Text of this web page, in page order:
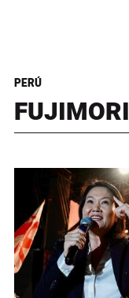
PERÚ
FUJIMORI